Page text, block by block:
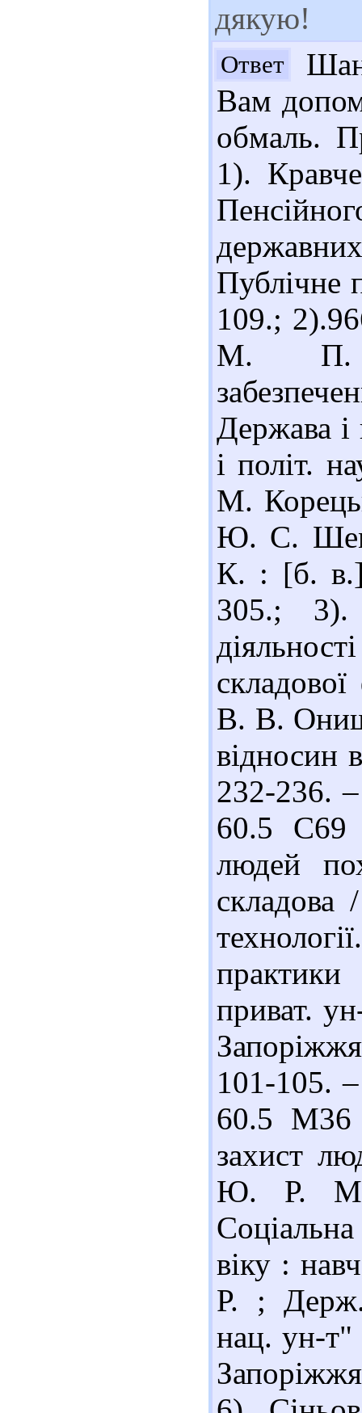
дякую!
Ответ
Вам
обмаль.
1).
109.;
М. П.
Держава
і політ.
М.
Ю. С.
К. : [б.
305.;
В. В.
відносин
232-236.
60.5 С69
людей
приват.
101-105.
60.5 М36
захист
Ю. Р.
віку :
Р. ; Держ.
нац. ун-т"